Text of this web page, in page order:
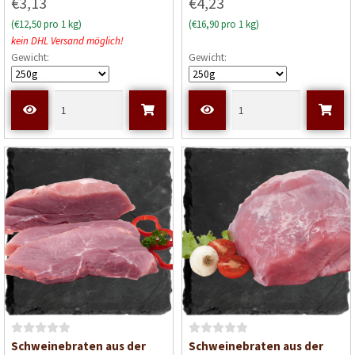
(€12,50 pro 1 kg)
kein DHL Versand möglich!
Gewicht:
w
e
t
i
t
0
n
5
(€16,90 pro 1 kg)
Gewicht:
B
Schweinebraten aus der
B
Schweinebraten aus der